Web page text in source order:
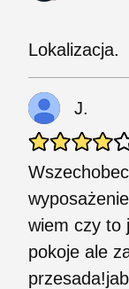
Lokalizacja.
J.
wiem czy to
pokoje ale